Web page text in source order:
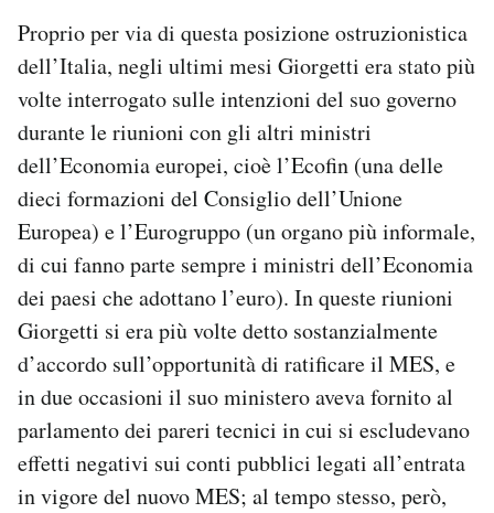
Proprio per via di questa posizione ostruzionistica
dell’Italia, negli ultimi mesi Giorgetti era stato più
volte interrogato sulle intenzioni del suo governo
durante le riunioni con gli altri ministri
dell’Economia europei, cioè l’Ecofin (una delle
dieci formazioni del Consiglio dell’Unione
Europea) e l’Eurogruppo (un organo più informale,
di cui fanno parte sempre i ministri dell’Economia
dei paesi che adottano l’euro). In queste riunioni
Giorgetti si era più volte detto sostanzialmente
d’accordo sull’opportunità di ratificare il MES, e
in due occasioni il suo ministero aveva fornito al
parlamento dei pareri tecnici in cui si escludevano
effetti negativi sui conti pubblici legati all’entrata
in vigore del nuovo MES; al tempo stesso, però,